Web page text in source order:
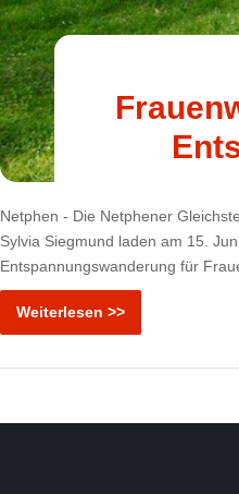
Netphen - Die Netphener
Sylvia Siegmund laden am 15.
Entspannungswanderung für
Weiterlesen >>